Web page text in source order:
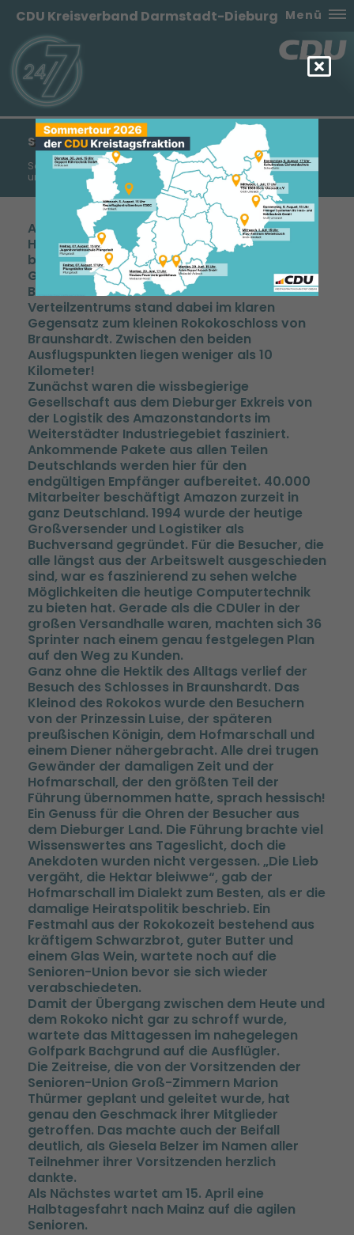
CDU Kreisverband Darmstadt-Dieburg Menü
SENIORINNEN UND SENIOREN AUF ZEITREISE
Senioren-Union der CDU Groß-Zimmern besucht Amazon
und Schloss Braunshardt
Auf eine wahre Zeitreise vom schnelllebigen
Heute in die Beschaulichkeit des Rokokos
begab sich die Senioren-Union der CDU
Groß-Zimmern bei ihrem Märzausflug. Die
Betriebsamkeit des Weiterstädter Amazon-
Verteilzentrums stand dabei im klaren
Gegensatz zum kleinen Rokokoschloss von
Braunshardt. Zwischen den beiden
Ausflugspunkten liegen weniger als 10
Kilometer!
Zunächst waren die wissbegierige
Gesellschaft aus dem Dieburger Exkreis von
der Logistik des Amazonstandorts im
Weiterstädter Industriegebiet fasziniert.
Ankommende Pakete aus allen Teilen
Deutschlands werden hier für den
endgültigen Empfänger aufbereitet. 40.000
Mitarbeiter beschäftigt Amazon zurzeit in
ganz Deutschland. 1994 wurde der heutige
Großversender und Logistiker als
Buchversand gegründet. Für die Besucher, die
alle längst aus der Arbeitswelt ausgeschieden
sind, war es faszinierend zu sehen welche
Möglichkeiten die heutige Computertechnik
zu bieten hat. Gerade als die CDUler in der
großen Versandhalle waren, machten sich 36
Sprinter nach einem genau festgelegen Plan
auf den Weg zu Kunden.
Ganz ohne die Hektik des Alltags verlief der
Besuch des Schlosses in Braunshardt. Das
Kleinod des Rokokos wurde den Besuchern
von der Prinzessin Luise, der späteren
preußischen Königin, dem Hofmarschall und
einem Diener nähergebracht. Alle drei trugen
Gewänder der damaligen Zeit und der
Hofmarschall, der den größten Teil der
Führung übernommen hatte, sprach hessisch!
Ein Genuss für die Ohren der Besucher aus
dem Dieburger Land. Die Führung brachte viel
Wissenswertes ans Tageslicht, doch die
Anekdoten wurden nicht vergessen. „Die Lieb
vergäht, die Hektar bleiwwe“, gab der
Hofmarschall im Dialekt zum Besten, als er die
damalige Heiratspolitik beschrieb. Ein
Festmahl aus der Rokokozeit bestehend aus
kräftigem Schwarzbrot, guter Butter und
einem Glas Wein, wartete noch auf die
Senioren-Union bevor sie sich wieder
verabschiedeten.
Damit der Übergang zwischen dem Heute und
dem Rokoko nicht gar zu schroff wurde,
wartete das Mittagessen im nahegelegen
Golfpark Bachgrund auf die Ausflügler.
Die Zeitreise, die von der Vorsitzenden der
Senioren-Union Groß-Zimmern Marion
Thürmer geplant und geleitet wurde, hat
genau den Geschmack ihrer Mitglieder
getroffen. Das machte auch der Beifall
deutlich, als Giesela Belzer im Namen aller
Teilnehmer ihrer Vorsitzenden herzlich
dankte.
Als Nächstes wartet am 15. April eine
Halbtagesfahrt nach Mainz auf die agilen
Senioren.